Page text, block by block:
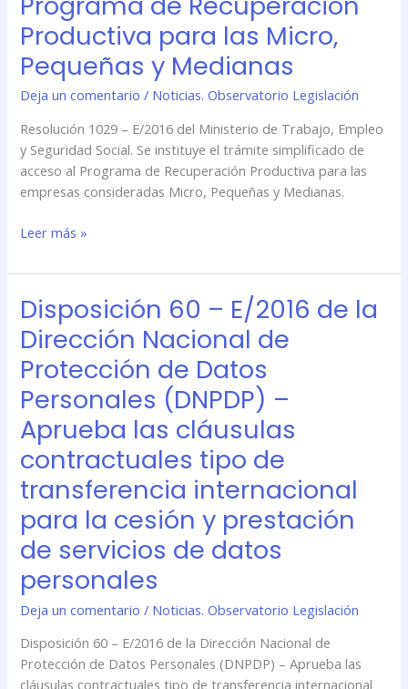
Productiva para las Micro,
Pequeñas y Medianas
Deja un comentario / Noticias. Observatorio Legislación
Resolución 1029 – E/2016 del Ministerio de Trabajo, Empleo
y Seguridad Social. Se instituye el trámite simplificado de
acceso al Programa de Recuperación Productiva para las
empresas consideradas Micro, Pequeñas y Medianas.
de
Trabajo,
Empleo
y
Seguridad
Social
–
Trámite
simplificado
de
al
de
Recuperación
Productiva
para
las
Micro,
Pequeñas
y
Medianas
Leer más »
Disposición 60 – E/2016 de la
Dirección Nacional de
Protección de Datos
Personales (DNPDP) –
Aprueba las cláusulas
contractuales tipo de
transferencia internacional
para la cesión y prestación
de servicios de datos
personales
Deja un comentario / Noticias. Observatorio Legislación
Disposición 60 – E/2016 de la Dirección Nacional de
Protección de Datos Personales (DNPDP) – Aprueba las
cláusulas contractuales tipo de transferencia internacional
Disposición
–
E/2016
de
la
Dirección
Nacional
de
Protección
de
Datos
Personales
(DNPDP)
–
Aprueba
las
cláusulas
contractuales